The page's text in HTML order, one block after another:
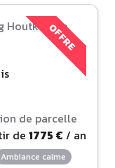
OFFRE
de parcelle
de 1775 € / an
Ambiance calme